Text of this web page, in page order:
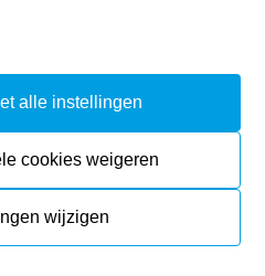
alle instellingen
cookies weigeren
wijzigen